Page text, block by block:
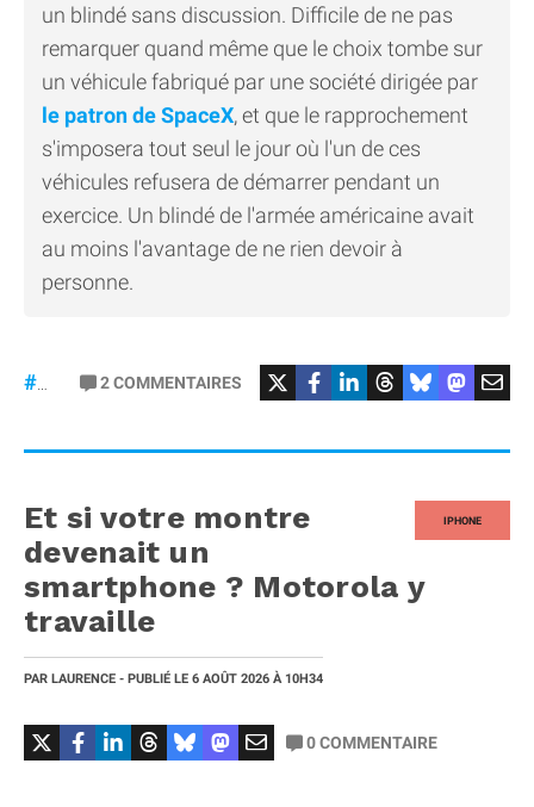
un blindé sans discussion. Difficile de ne pas
remarquer quand même que le choix tombe sur
un véhicule fabriqué par une société dirigée par
le patron de SpaceX, et que le rapprochement
s'imposera tout seul le jour où l'un de ces
véhicules refusera de démarrer pendant un
exercice. Un blindé de l'armée américaine avait
au moins l'avantage de ne rien devoir à
personne.
#Tesla
2COMMENTAIRES
IPHONE
Et si votre montre
devenait un
smartphone ? Motorola y
travaille
PAR LAURENCE - PUBLIÉ LE 6 AOÛT 2026 À 10H34
0COMMENTAIRE